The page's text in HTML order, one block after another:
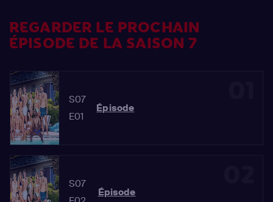
REGARDER LE PROCHAIN
ÉPISODE DE LA SAISON 7
S07
E01
Épisode
S07
Épisode